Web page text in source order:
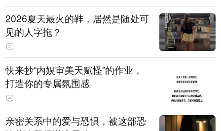
2026夏天最火的鞋，居然是随处可
见的人字拖？
快来抄“内娱审美天赋怪”的作业，
打造你的专属氛围感
亲密关系中的爱与恐惧，被这部恐